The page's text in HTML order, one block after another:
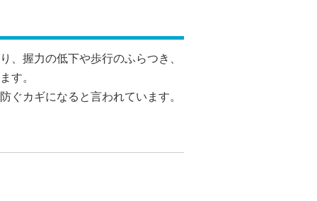
、握力の低下や歩行のふらつき、
す。
ぐカギになると言われています。